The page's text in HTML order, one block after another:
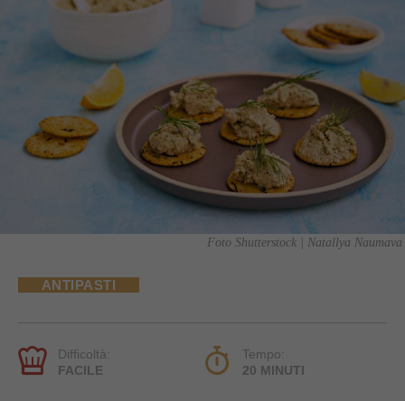
Foto Shutterstock | Natallya Naumava
ANTIPASTI
Difficoltà:
FACILE
Tempo:
20 MINUTI